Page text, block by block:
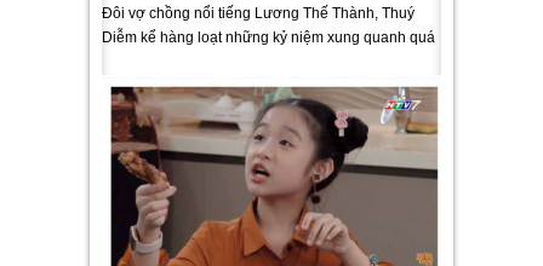
Đôi vợ chồng nổi tiếng Lương Thế Thành, Thuý
Diễm kể hàng loạt những kỷ niệm xung quanh quá